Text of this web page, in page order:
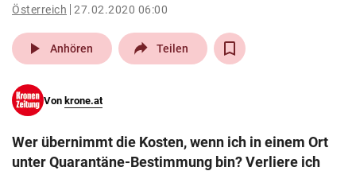
pin_drop
Wien arrow_right
search
eingeben
Österreich 27.02.2020 06:00
play_arrow Anhören Teilen
Von krone.at
Wer übernimmt die Kosten, wenn ich in einem Ort
unter Quarantäne-Bestimmung bin? Verliere ich